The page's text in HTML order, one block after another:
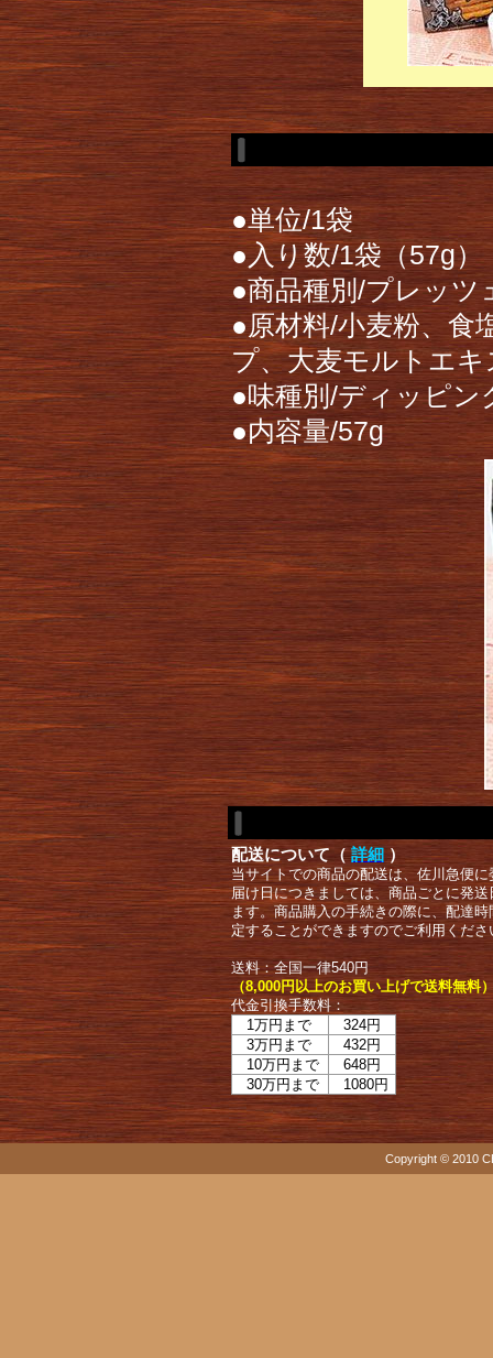
●単位/1袋
●入り数/1袋（57g）
●商品種別/プレッツ
●原材料/小麦粉、食
プ、大麦モルトエ
●味種別/ディッピン
●内容量/57g
配送について（ 詳細 ）
当サイトでの商品の配送は、佐川急便
届け日につきましては、商品ごとに発
ます。商品購入の手続きの際に、配達
定することができますのでご利用くださ
送料：全国一律540円
（8,000円以上のお買い上げで送料無料
代金引換手数料：
1万円まで
324円
3万円まで
432円
10万円まで
648円
30万円まで
1080円
Copyright © 2010